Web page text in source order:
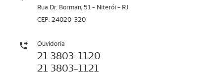
Rua Dr. Borman, 51 - Niterói - RJ
CEP: 24020-320
Ouvidoria
21 3803-1120
21 3803-1121